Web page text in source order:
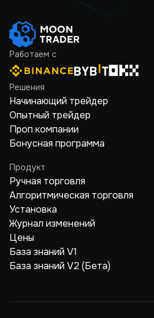
Работаем с
Решения
Начинающий трейдер
Опытный трейдер
Проп компании
Бонусная программа
Продукт
Ручная торговля
Алгоритмическая торговля
Установка
Журнал изменений
Цены
База знаний V1
База знаний V2 (Бета)